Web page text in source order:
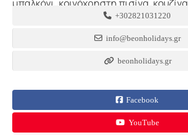
μπαλκόνι, κοινόχρηστη πισίνα, κουζίνα…
+302821031220
info@beonholidays.gr
beonholidays.gr
Facebook
YouTube